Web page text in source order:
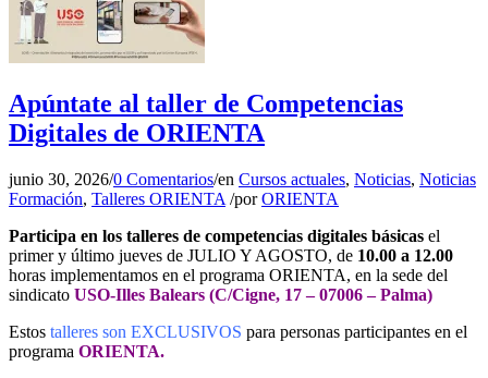
Apúntate al taller de Competencias
Digitales de ORIENTA
junio 30, 2026/0 Comentarios/en Cursos actuales, Noticias, Noticias
Formación, Talleres ORIENTA /porORIENTA
Participa en los talleres de competencias digitales básicas el
primer y último jueves de JULIO Y AGOSTO, de 10.00 a 12.00
horas implementamos en el programa ORIENTA, en la sede del
sindicato USO-Illes Balears (C/Cigne, 17 – 07006 – Palma)
Estos talleres son EXCLUSIVOS para personas participantes en el
programa ORIENTA.